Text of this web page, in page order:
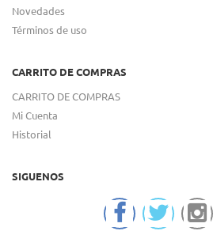
Novedades
Términos de uso
CARRITO DE COMPRAS
CARRITO DE COMPRAS
Mi Cuenta
Historial
SIGUENOS